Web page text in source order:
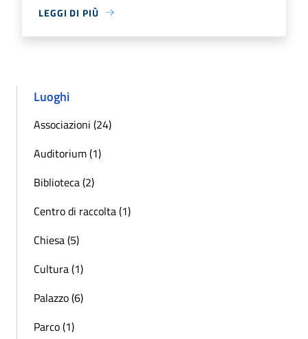
LEGGI DI PIÙ
Luoghi
Associazioni (24)
Auditorium (1)
Biblioteca (2)
Centro di raccolta (1)
Chiesa (5)
Cultura (1)
Palazzo (6)
Parco (1)